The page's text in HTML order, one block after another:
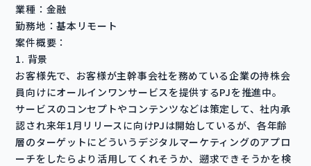
業種：金融
勤務地：基本リモート
案件概要：
1. 背景
お客様先で、お客様が主幹事会社を務めている企業の持株会
員向けにオールインワンサービスを提供するPJを推進中。
サービスのコンセプトやコンテンツなどは策定して、社内承
認され来年1月リリースに向けPJは開始しているが、各年齢
層のターゲットにどういうデジタルマーケティングのアプロ
ーチをしたらより活用してくれそうか、遡求できそうかを検